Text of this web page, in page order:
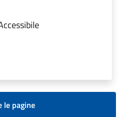
le pagine